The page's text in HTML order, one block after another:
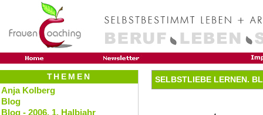
SELBSTLIEBE LERNEN.
THEMEN
Anja Kolberg
Blog
Blog - 2006, 1. Halbjahr